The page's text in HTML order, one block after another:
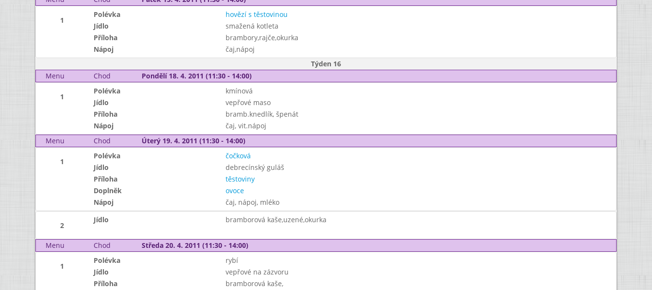
1
Polévka
hovězí s těstovinou
Jídlo
smažená kotleta
Příloha
brambory,rajče,okurka
Nápoj
čaj,nápoj
Týden 16
Menu
Chod Pondělí 18. 4. 2011 (11:30 - 14:00)
1
Polévka
kmínová
Jídlo
vepřové maso
Příloha
bramb.knedlík, špenát
Nápoj
čaj, vit.nápoj
Menu
Chod Úterý 19. 4. 2011 (11:30 - 14:00)
1
Polévka
čočková
Jídlo
debrecínský guláš
Příloha
těstoviny
Doplněk
ovoce
Nápoj
čaj, nápoj, mléko
2
Jídlo bramborová kaše,uzené,okurka
Menu Chod Středa 20. 4. 2011 (11:30 - 14:00)
1
Polévka
rybí
Jídlo
vepřové na zázvoru
Příloha
bramborová kaše,